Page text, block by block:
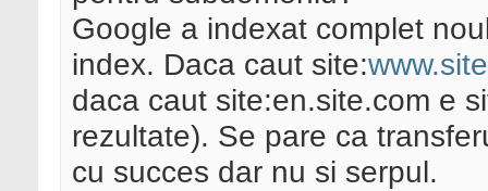
Google a indexat complet
index. Daca caut site:
daca caut site:en.site.com e
rezultate). Se pare ca
cu succes dar nu si serpul.